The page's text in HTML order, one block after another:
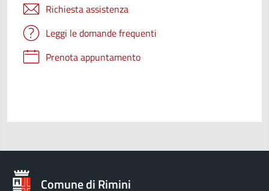
Richiesta assistenza
Leggi le domande frequenti
Prenota appuntamento
Comune di Rimini